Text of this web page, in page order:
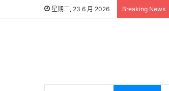
星期二, 23 6 月 2026 Breaking News